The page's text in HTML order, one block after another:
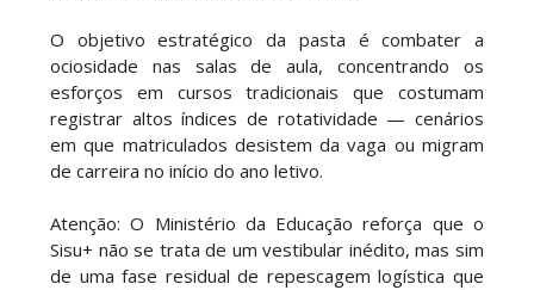
O objetivo estratégico da pasta é combater a
ociosidade nas salas de aula, concentrando os
esforços em cursos tradicionais que costumam
registrar altos índices de rotatividade — cenários
em que matriculados desistem da vaga ou migram
de carreira no início do ano letivo.
Atenção: O Ministério da Educação reforça que o
Sisu+ não se trata de um vestibular inédito, mas sim
de uma fase residual de repescagem logística que